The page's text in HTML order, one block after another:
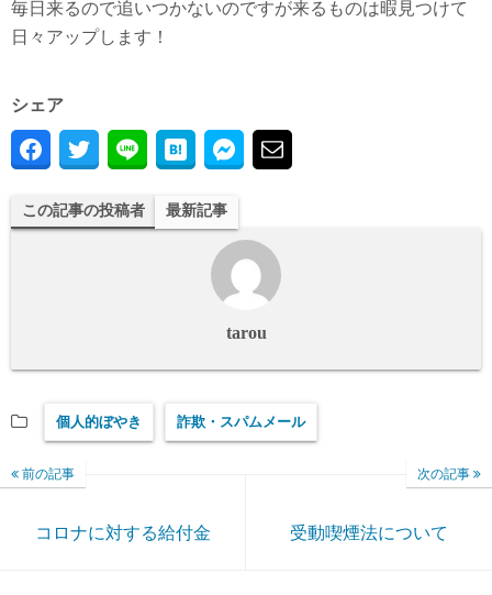
毎日来るので追いつかないのですが来るものは暇見つけて
日々アップします！
シェア
この記事の投稿者 最新記事
tarou
個人的ぼやき 詐欺・スパムメール
前の記事
コロナに対する給付金
次の記事
受動喫煙法について